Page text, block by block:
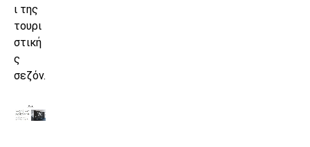
ι της
τουρι
στική
ς
σεζόν.